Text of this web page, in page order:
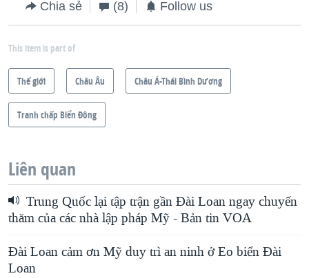
Chia sẻ (8) Follow us
This item is part of
Thế giới Châu Âu Châu Á-Thái Bình Dương
Tranh chấp Biển Đông
Liên quan
Trung Quốc lại tập trận gần Đài Loan ngay chuyến
thăm của các nhà lập pháp Mỹ - Bản tin VOA
Đài Loan cảm ơn Mỹ duy trì an ninh ở Eo biển Đài
Loan